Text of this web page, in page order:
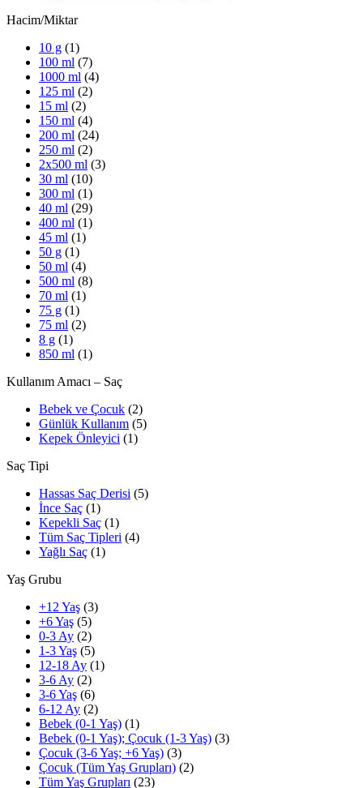
Hacim/Miktar
10 g (1)
100 ml (7)
1000 ml (4)
125 ml (2)
15 ml (2)
150 ml (4)
200 ml (24)
250 ml (2)
2x500 ml (3)
30 ml (10)
300 ml (1)
40 ml (29)
400 ml (1)
45 ml (1)
50 g (1)
50 ml (4)
500 ml (8)
70 ml (1)
75 g (1)
75 ml (2)
8 g (1)
850 ml (1)
Kullanım Amacı – Saç
Bebek ve Çocuk (2)
Günlük Kullanım (5)
Kepek Önleyici (1)
Saç Tipi
Hassas Saç Derisi (5)
İnce Saç (1)
Kepekli Saç (1)
Tüm Saç Tipleri (4)
Yağlı Saç (1)
Yaş Grubu
+12 Yaş (3)
+6 Yaş (5)
0-3 Ay (2)
1-3 Yaş (5)
12-18 Ay (1)
3-6 Ay (2)
3-6 Yaş (6)
6-12 Ay (2)
Bebek (0-1 Yaş) (1)
Bebek (0-1 Yaş); Çocuk (1-3 Yaş) (3)
Çocuk (3-6 Yaş; +6 Yaş) (3)
Çocuk (Tüm Yaş Grupları) (2)
Tüm Yaş Grupları (23)